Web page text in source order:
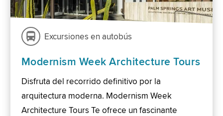
Excursiones en autobús
Modernism Week Architecture Tours
Disfruta del recorrido definitivo por la
arquitectura moderna. Modernism Week
Architecture Tours Te ofrece un fascinante